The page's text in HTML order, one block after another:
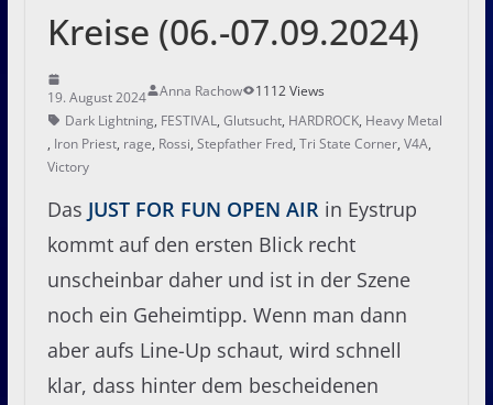
Kreise (06.-07.09.2024)
19. August 2024 Anna Rachow
1112 Views
Dark Lightning, FESTIVAL, Glutsucht, HARDROCK, Heavy Metal
, Iron Priest, rage, Rossi, Stepfather Fred, Tri State Corner, V4A,
Victory
Das JUST FOR FUN OPEN AIR in Eystrup
kommt auf den ersten Blick recht
unscheinbar daher und ist in der Szene
noch ein Geheimtipp. Wenn man dann
aber aufs Line-Up schaut, wird schnell
klar, dass hinter dem bescheidenen